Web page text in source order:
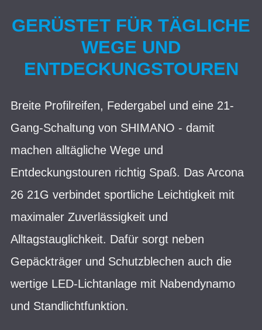
GERÜSTET FÜR TÄGLICHE
WEGE UND
ENTDECKUNGSTOUREN
Breite Profilreifen, Federgabel und eine 21-
Gang-Schaltung von SHIMANO - damit
machen alltägliche Wege und
Entdeckungstouren richtig Spaß. Das Arcona
26 21G verbindet sportliche Leichtigkeit mit
maximaler Zuverlässigkeit und
Alltagstauglichkeit. Dafür sorgt neben
Gepäckträger und Schutzblechen auch die
wertige LED-Lichtanlage mit Nabendynamo
und Standlichtfunktion.